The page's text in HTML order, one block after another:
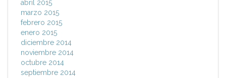
abril 2015
marzo 2015
febrero 2015
enero 2015
diciembre 2014
noviembre 2014
octubre 2014
septiembre 2014